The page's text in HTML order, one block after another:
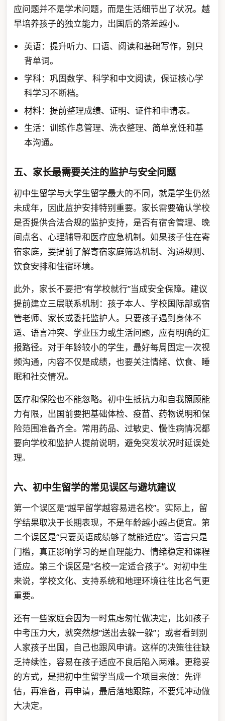
应问题并不是学术问题，而是生活细节出了状况。越
早培养孩子的独立能力，出国后的落差越小。
英语：提升听力、口语、阅读和基础写作，别只
背单词。
学科：巩固数学、科学和中文阅读，保证核心学
科学习不断档。
材料：提前整理成绩、证明、证件和申请表。
生活：训练作息管理、洗衣整理、简单烹饪和基
本沟通。
五、家长最需要关注的监护与安全问题
初中生留学与大学生留学最大的不同，就是学生仍然
未成年，因此监护安排特别重要。家长需要确认学校
是否提供合法合规的监护支持，是否有宿舍管理、晚
间点名、心理辅导和医疗应急机制。如果孩子住在寄
宿家庭，要提前了解寄宿家庭筛选机制、沟通规则、
饮食安排和住宿环境。
此外，家长不要把“有学校就行”当成安全保障。建议
提前建立三层联系机制：孩子本人、学校国际部或宿
管老师、家长或委托监护人。只要孩子遇到身体不
适、语言冲突、学业压力或生活问题，应有明确的汇
报路径。对于年龄较小的学生，最好每周固定一次视
频沟通，内容不仅是成绩，也要关注情绪、饮食、睡
眠和社交情况。
医疗和保险也不能忽略。初中生抵抗力和自我照顾能
力有限，出国前要把基础体检、疫苗、药物说明和保
险范围准备齐全。常用药品、过敏史、慢性病情况都
要向学校和监护人提前说明，避免突发状况时延误处
理。
六、初中生留学的常见误区与避坑建议
第一个误区是“越早留学越容易进名校”。实际上，留
学结果取决于长期表现，不是年龄越小越占便宜。第
二个误区是“只要英语成绩够了就能适应”。语言只是
门槛，真正影响学习的是自理能力、情绪稳定和课程
适应。第三个误区是“名校一定适合孩子”。对初中生
来说，学校文化、支持系统和地理环境往往比名气更
重要。
还有一些家庭会因为一时焦虑匆忙做决定，比如孩子
中考压力大，就突然想“送出去躲一躲”；或者看到别
人家孩子出国，自己也跟风申请。这样的决策往往缺
乏持续性，容易在孩子适应不良后陷入两难。更稳妥
的方式，是把初中生留学当成一个项目来做：先评
估，再准备，再申请，最后落地跟踪，不要凭冲动做
大决定。